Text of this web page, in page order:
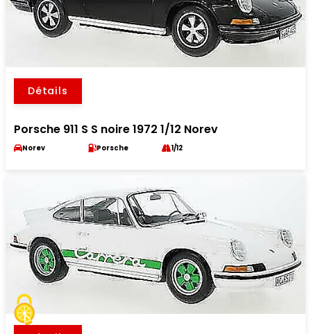
Détails
Porsche 911 S S noire 1972 1/12 Norev
Norev Porsche 1/12